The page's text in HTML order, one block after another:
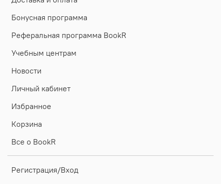
Бонусная программа
Реферальная программа BookR
Учебным центрам
Новости
Личный кабинет
Избранное
Корзина
Все о BookR
Регистрация/Вход